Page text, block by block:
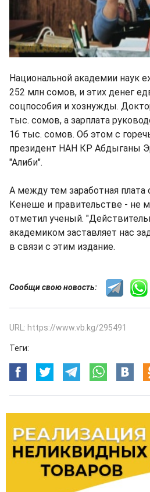
Национальной академии наук
252 млн сомов, и этих денег
соцпособия и хознужды.
тыс. сомов, а зарплата
16 тыс. сомов. Об этом с
президент НАН КР Абдыганы
"Алиби".
А между тем заработная
Кенеше и правительстве - не
отметил ученый.
академиком заставляет нас
в связи с этим издание.
Сообщи свою новость:
URL: https://www.vb.kg/295491
Теги: